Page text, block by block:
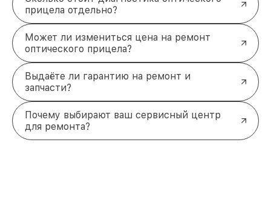
прицела отдельно?
Может ли измениться цена на ремонт
оптического прицела?
Выдаёте ли гарантию на ремонт и
запчасти?
Почему выбирают ваш сервисный центр
для ремонта?